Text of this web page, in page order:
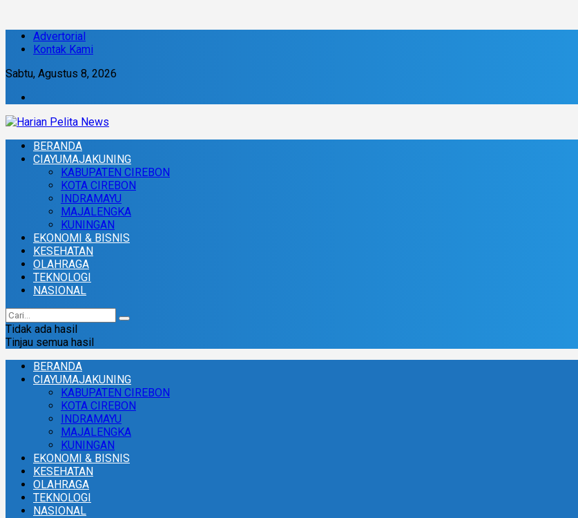
Advertorial
Kontak Kami
Sabtu, Agustus 8, 2026
BERANDA
CIAYUMAJAKUNING
KABUPATEN CIREBON
KOTA CIREBON
INDRAMAYU
MAJALENGKA
KUNINGAN
EKONOMI & BISNIS
KESEHATAN
OLAHRAGA
TEKNOLOGI
NASIONAL
Tidak ada hasil
Tinjau semua hasil
BERANDA
CIAYUMAJAKUNING
KABUPATEN CIREBON
KOTA CIREBON
INDRAMAYU
MAJALENGKA
KUNINGAN
EKONOMI & BISNIS
KESEHATAN
OLAHRAGA
TEKNOLOGI
NASIONAL